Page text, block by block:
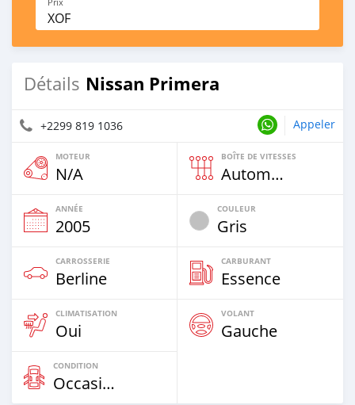
XOF
Détails Nissan Primera
+2299 819 1036 Appeler
MOTEUR
N/A
BOÎTE DE VITESSES
Automatique
ANNÉE
2005
COULEUR
Gris
CARROSSERIE
Berline
CARBURANT
Essence
CLIMATISATION
Oui
VOLANT
Gauche
CONDITION
Occasion